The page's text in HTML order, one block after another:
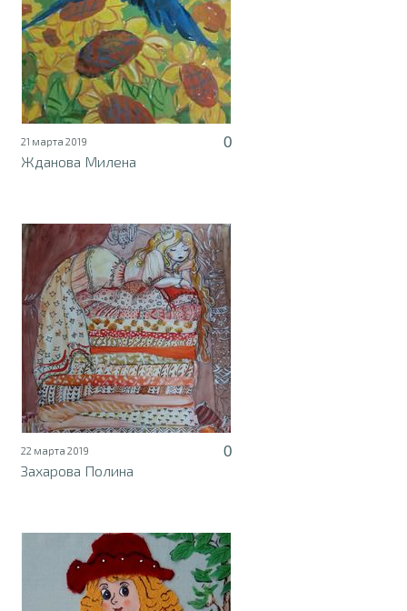
21 марта 2019
0
Жданова Милена
22 марта 2019
0
Захарова Полина